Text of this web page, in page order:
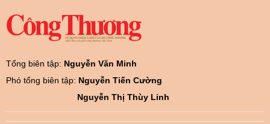
Tổng biên tập: Nguyễn Văn Minh
Phó tổng biên tập: Nguyễn Tiến Cường
Nguyễn Thị Thùy Linh